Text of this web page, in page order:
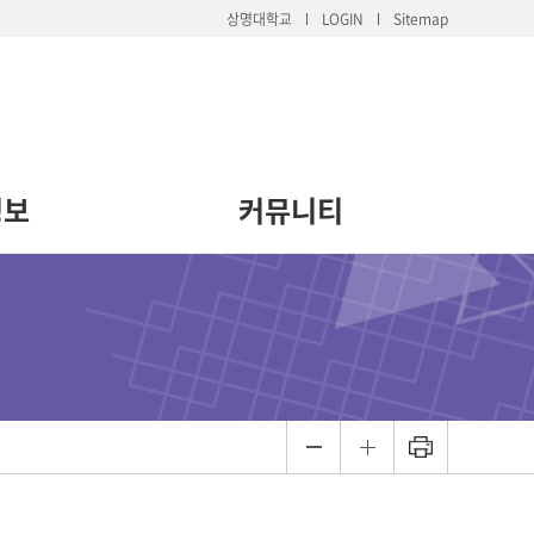
상명대학교 LOGIN Sitemap
커뮤니티